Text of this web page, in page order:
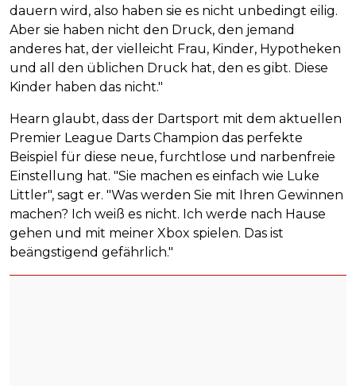
dauern wird, also haben sie es nicht unbedingt eilig.
Aber sie haben nicht den Druck, den jemand
anderes hat, der vielleicht Frau, Kinder, Hypotheken
und all den üblichen Druck hat, den es gibt. Diese
Kinder haben das nicht."
Hearn glaubt, dass der Dartsport mit dem aktuellen
Premier League Darts Champion das perfekte
Beispiel für diese neue, furchtlose und narbenfreie
Einstellung hat. "Sie machen es einfach wie Luke
Littler", sagt er. "Was werden Sie mit Ihren Gewinnen
machen? Ich weiß es nicht. Ich werde nach Hause
gehen und mit meiner Xbox spielen. Das ist
beängstigend gefährlich."